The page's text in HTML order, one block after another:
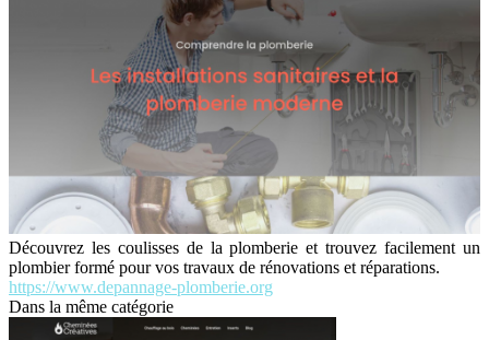
Découvrez les coulisses de la plomberie et trouvez facilement un
plombier formé pour vos travaux de rénovations et réparations.
https://www.depannage-plomberie.org
Dans la même catégorie